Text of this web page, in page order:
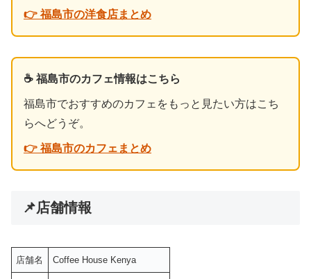
👉 福島市の洋食店まとめ
☕ 福島市のカフェ情報はこちら
福島市でおすすめのカフェをもっと見たい方はこち
らへどうぞ。
👉 福島市のカフェまとめ
📌店舗情報
店舗名 Coffee House Kenya